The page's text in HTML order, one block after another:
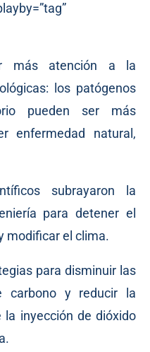
más atención a la
los patógenos
pueden ser más
enfermedad natural,
subrayaron la
para detener el
modificar el clima.
para disminuir las
carbono y reducir la
inyección de dióxido